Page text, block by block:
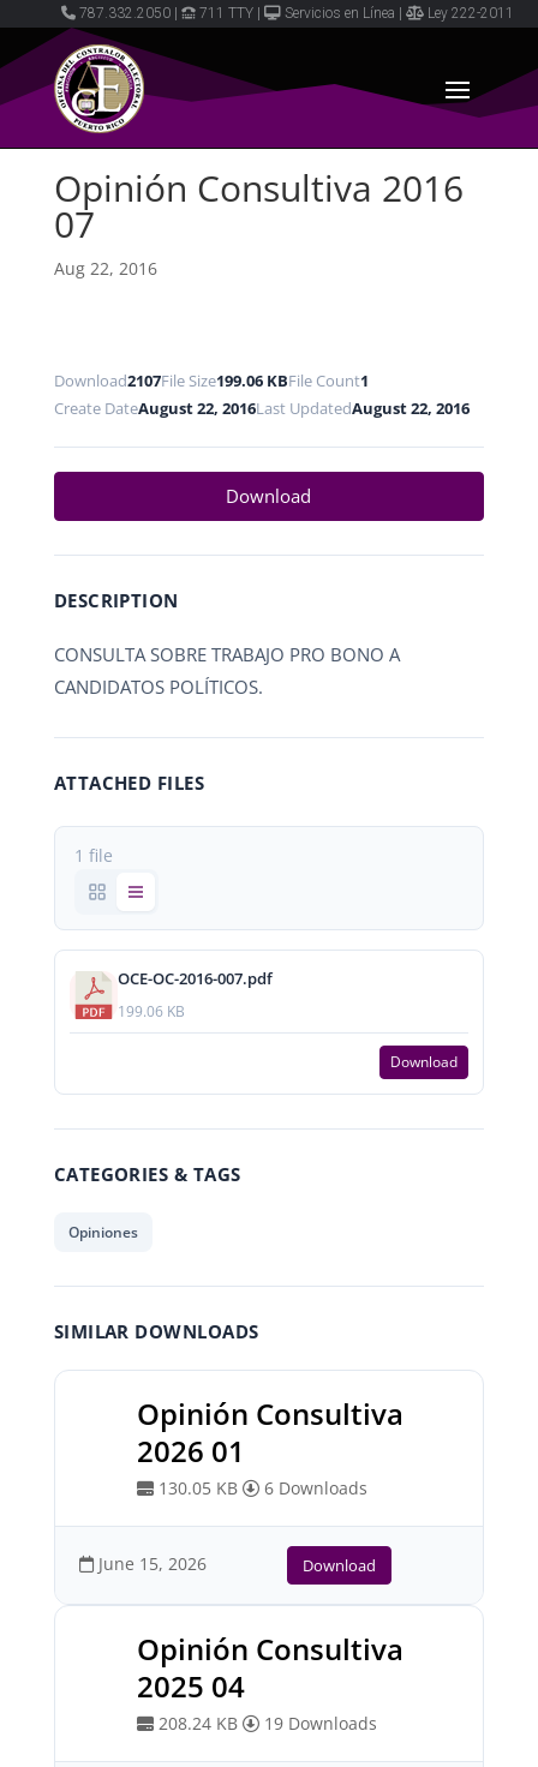
787.332.2050 711 TTY Servicios en Línea Ley 222-2011
Opinión Consultiva 2016
07
Aug 22, 2016
Download2107File Size199.06 KBFile Count1
Create DateAugust 22, 2016Last UpdatedAugust 22, 2016
Download
DESCRIPTION
CONSULTA SOBRE TRABAJO PRO BONO A
CANDIDATOS POLÍTICOS.
ATTACHED FILES
1 file
OCE-OC-2016-007.pdf
199.06 KB
Download
CATEGORIES & TAGS
Opiniones
SIMILAR DOWNLOADS
Opinión Consultiva
2026 01
130.05 KB 6 Downloads
June 15, 2026 Download
Opinión Consultiva
2025 04
208.24 KB 19 Downloads